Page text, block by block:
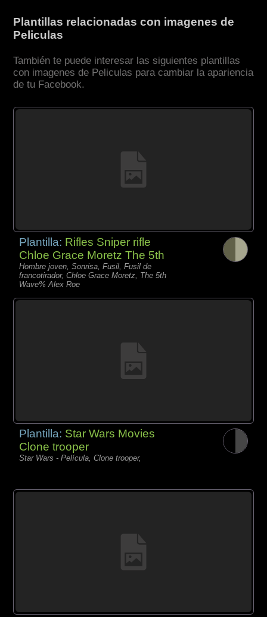
Plantillas relacionadas con imagenes de
Peliculas
También te puede interesar las siguientes plantillas
con imagenes de Peliculas para cambiar la apariencia
de tu Facebook.
Plantilla: Rifles Sniper rifle
Chloe Grace Moretz The 5th
Hombre joven, Sonrisa, Fusil, Fusil de
francotirador, Chloe Grace Moretz, The 5th
Wave% Alex Roe
Plantilla: Star Wars Movies
Clone trooper
Star Wars - Película, Clone trooper,